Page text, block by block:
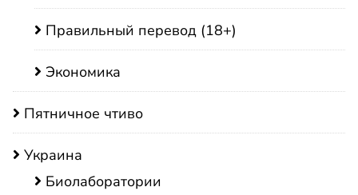
Правильный перевод (18+)
Экономика
Пятничное чтиво
Украина
Биолаборатории